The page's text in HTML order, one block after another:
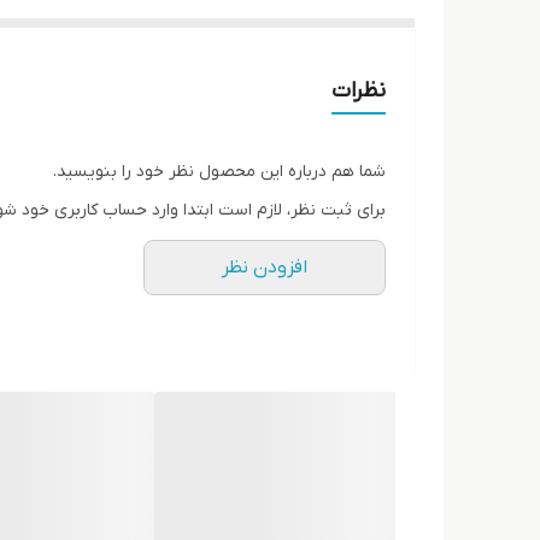
نظرات
شما هم درباره این محصول نظر خود را بنویسید.
برای ثبت نظر، لازم است ابتدا وارد حساب کاربری خود
افزودن نظر